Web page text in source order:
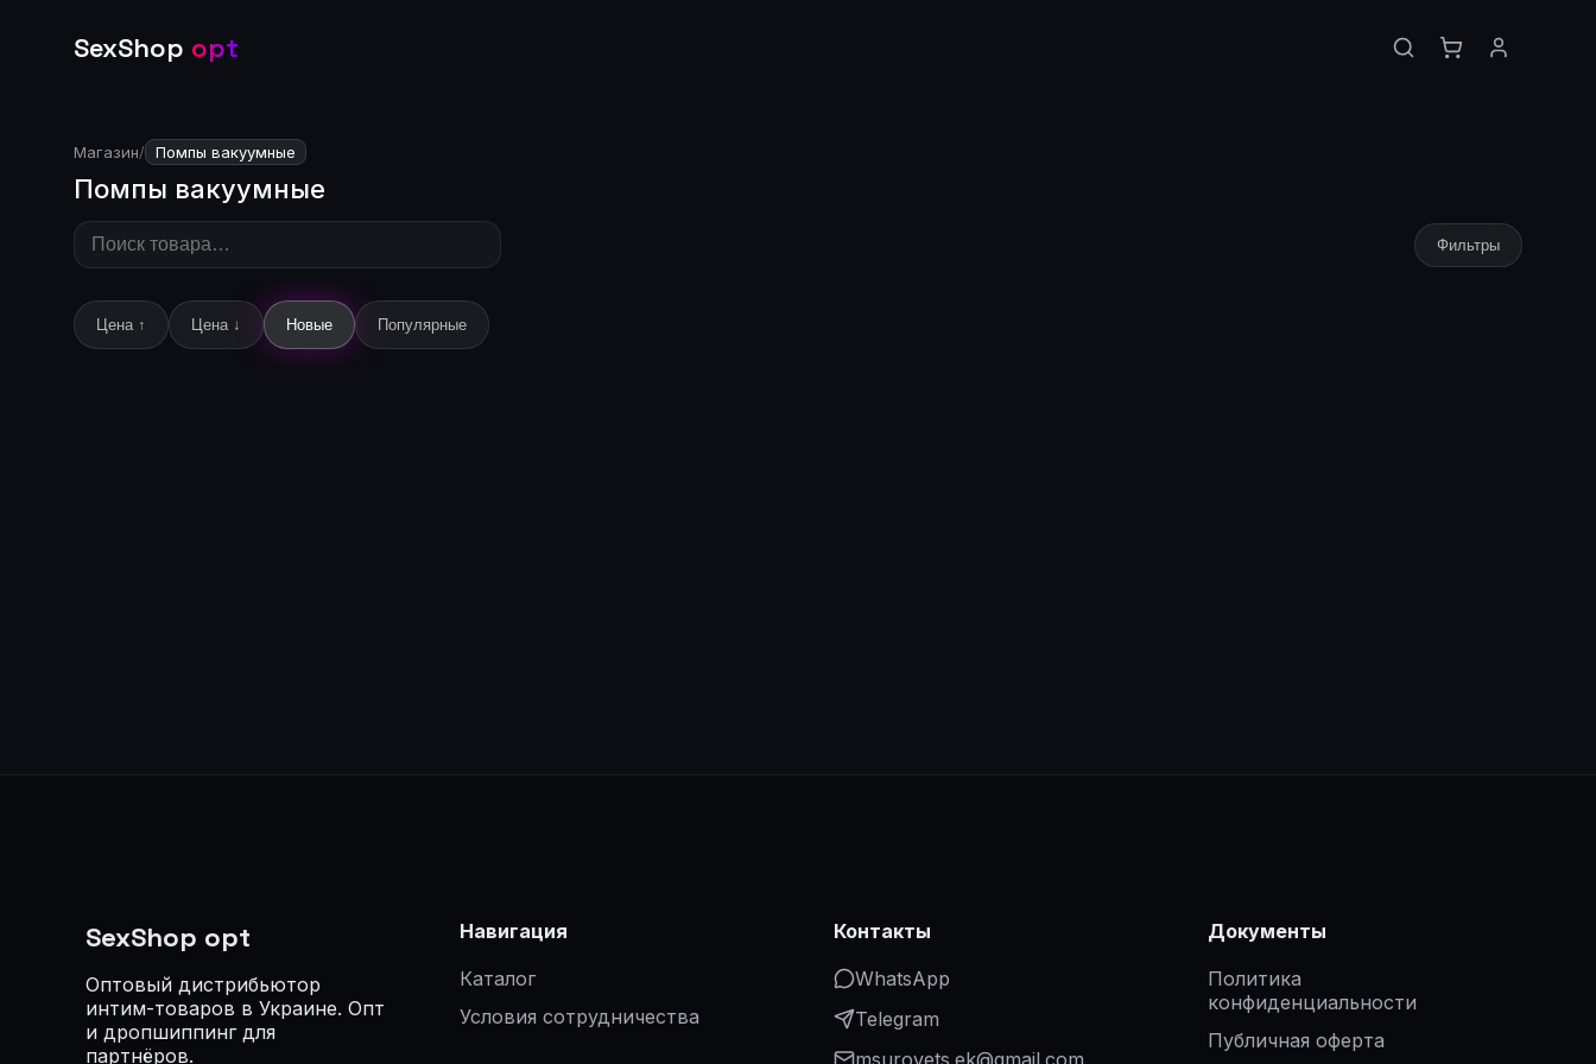
SexShop opt
Магазин/ Помпы вакуумные
Помпы вакуумные
Фильтры
Цена ↑ Цена ↓ Новые Популярные
SexShop opt
Оптовый дистрибьютор
интим-товаров в Украине. Опт
и дропшиппинг для
партнёров.
Навигация
Каталог
Условия сотрудничества
Контакты
WhatsApp
Telegram
Документы
Политика
конфиденциальности
Публичная оферта